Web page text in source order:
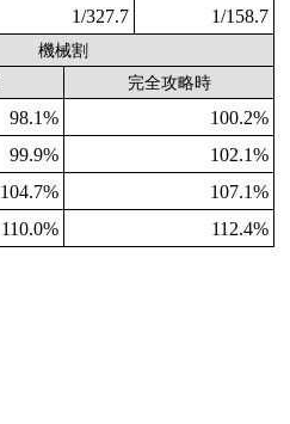
1/327.7 1/158.7
機械割
完全攻略時
98.1% 100.2%
99.9% 102.1%
104.7% 107.1%
110.0% 112.4%